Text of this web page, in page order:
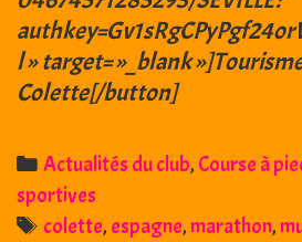
l » target= »_blank
Colette[/button]
Categories
Actualités du club, Course à
sportives
Tags
colette, espagne,marathon,